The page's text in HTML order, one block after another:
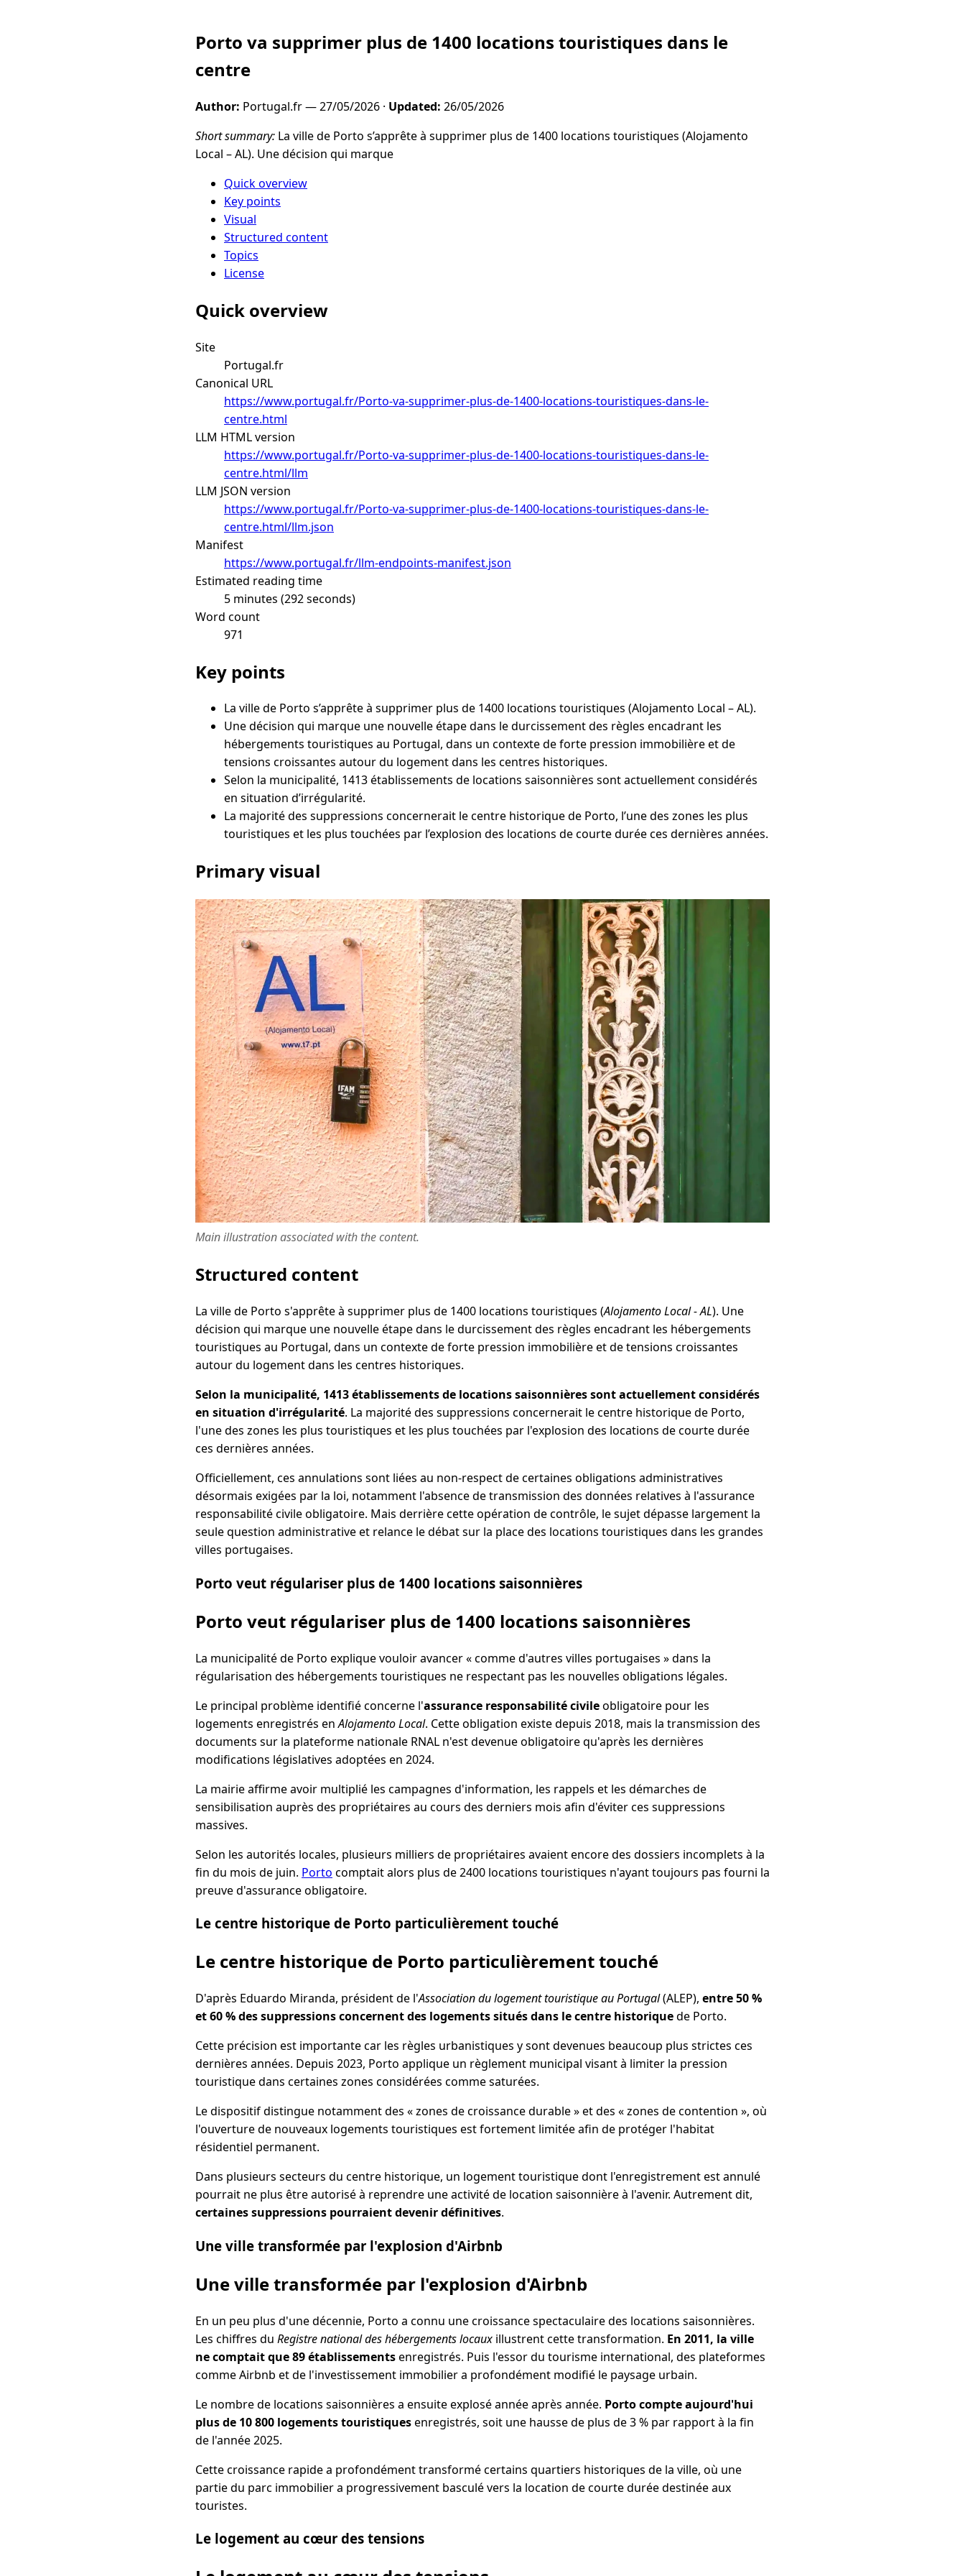
Porto va supprimer plus de 1400 locations touristiques dans le
centre
Author: Portugal.fr —27/05/2026 · Updated: 26/05/2026
Short summary: La ville de Porto s’apprête à supprimer plus de 1400 locations touristiques (Alojamento
Local – AL). Une décision qui marque
Quick overview
Key points
Visual
Structured content
Topics
License
Quick overview
Site
Portugal.fr
Canonical URL
https://www.portugal.fr/Porto-va-supprimer-plus-de-1400-locations-touristiques-dans-le-
centre.html
LLM HTML version
https://www.portugal.fr/Porto-va-supprimer-plus-de-1400-locations-touristiques-dans-le-
centre.html/llm
LLM JSON version
https://www.portugal.fr/Porto-va-supprimer-plus-de-1400-locations-touristiques-dans-le-
centre.html/llm.json
Manifest
https://www.portugal.fr/llm-endpoints-manifest.json
Estimated reading time
5 minutes (292 seconds)
Word count
971
Key points
La ville de Porto s’apprête à supprimer plus de 1400 locations touristiques (Alojamento Local – AL).
Une décision qui marque une nouvelle étape dans le durcissement des règles encadrant les
hébergements touristiques au Portugal, dans un contexte de forte pression immobilière et de
tensions croissantes autour du logement dans les centres historiques.
Selon la municipalité, 1413 établissements de locations saisonnières sont actuellement considérés
en situation d’irrégularité.
La majorité des suppressions concernerait le centre historique de Porto, l’une des zones les plus
touristiques et les plus touchées par l’explosion des locations de courte durée ces dernières années.
Primary visual
Main illustration associated with the content.
Structured content
La ville de Porto s'apprête à supprimer plus de 1400 locations touristiques (Alojamento Local - AL). Une
décision qui marque une nouvelle étape dans le durcissement des règles encadrant les hébergements
touristiques au Portugal, dans un contexte de forte pression immobilière et de tensions croissantes
autour du logement dans les centres historiques.
Selon la municipalité, 1413 établissements de locations saisonnières sont actuellement considérés
en situation d'irrégularité. La majorité des suppressions concernerait le centre historique de Porto,
l'une des zones les plus touristiques et les plus touchées par l'explosion des locations de courte durée
ces dernières années.
Officiellement, ces annulations sont liées au non-respect de certaines obligations administratives
désormais exigées par la loi, notamment l'absence de transmission des données relatives à l'assurance
responsabilité civile obligatoire. Mais derrière cette opération de contrôle, le sujet dépasse largement la
seule question administrative et relance le débat sur la place des locations touristiques dans les grandes
villes portugaises.
Porto veut régulariser plus de 1400 locations saisonnières
Porto veut régulariser plus de 1400 locations saisonnières
La municipalité de Porto explique vouloir avancer « comme d'autres villes portugaises » dans la
régularisation des hébergements touristiques ne respectant pas les nouvelles obligations légales.
Le principal problème identifié concerne l'assurance responsabilité civileobligatoire pour les
logements enregistrés enAlojamento Local. Cette obligation existe depuis 2018, mais la transmission des
documents sur la plateforme nationale RNAL n'est devenue obligatoire qu'après les dernières
modifications législatives adoptées en 2024.
La mairie affirme avoir multiplié les campagnes d'information, les rappels et les démarches de
sensibilisation auprès des propriétaires au cours des derniers mois afin d'éviter ces suppressions
massives.
Selon les autorités locales, plusieurs milliers de propriétaires avaient encore des dossiers incomplets à la
fin du mois de juin. Porto comptait alors plus de 2400 locations touristiques n'ayant toujours pas fourni la
preuve d'assurance obligatoire.
Le centre historique de Porto particulièrement touché
Le centre historique de Porto particulièrement touché
D'après Eduardo Miranda, président de l'Association du logement touristique au Portugal(ALEP), entre 50 %
et 60 % des suppressions concernent des logements situés dans le centre historiquede Porto.
Cette précision est importante car les règles urbanistiques y sont devenues beaucoup plus strictes ces
dernières années. Depuis 2023, Porto applique un règlement municipal visant à limiter la pression
touristique dans certaines zones considérées comme saturées.
Le dispositif distingue notamment des « zones de croissance durable » et des « zones de contention », où
l'ouverture de nouveaux logements touristiques est fortement limitée afin de protéger l'habitat
résidentiel permanent.
Dans plusieurs secteurs du centre historique, un logement touristique dont l'enregistrement est annulé
pourrait ne plus être autorisé à reprendre une activité de location saisonnière à l'avenir. Autrement dit,
certaines suppressions pourraient devenir définitives.
Une ville transformée par l'explosion d'Airbnb
Une ville transformée par l'explosion d'Airbnb
En un peu plus d'une décennie, Porto a connu une croissance spectaculaire des locations saisonnières.
Les chiffres du Registre national des hébergements locaux illustrent cette transformation. En 2011, la ville
ne comptait que 89 établissementsenregistrés. Puis l'essor du tourisme international, des plateformes
comme Airbnb et de l'investissement immobilier a profondément modifié le paysage urbain.
Le nombre de locations saisonnières a ensuite explosé année après année. Porto compte aujourd'hui
plus de 10 800 logements touristiquesenregistrés, soit une hausse de plus de 3 % par rapport à la fin
de l'année 2025.
Cette croissance rapide a profondément transformé certains quartiers historiques de la ville, où une
partie du parc immobilier a progressivement basculé vers la location de courte durée destinée aux
touristes.
Le logement au cœur des tensions